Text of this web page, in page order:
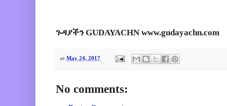
ጉዳያችን GUDAYACHN www.gudayachn.com
at May 24, 2017
No comments: